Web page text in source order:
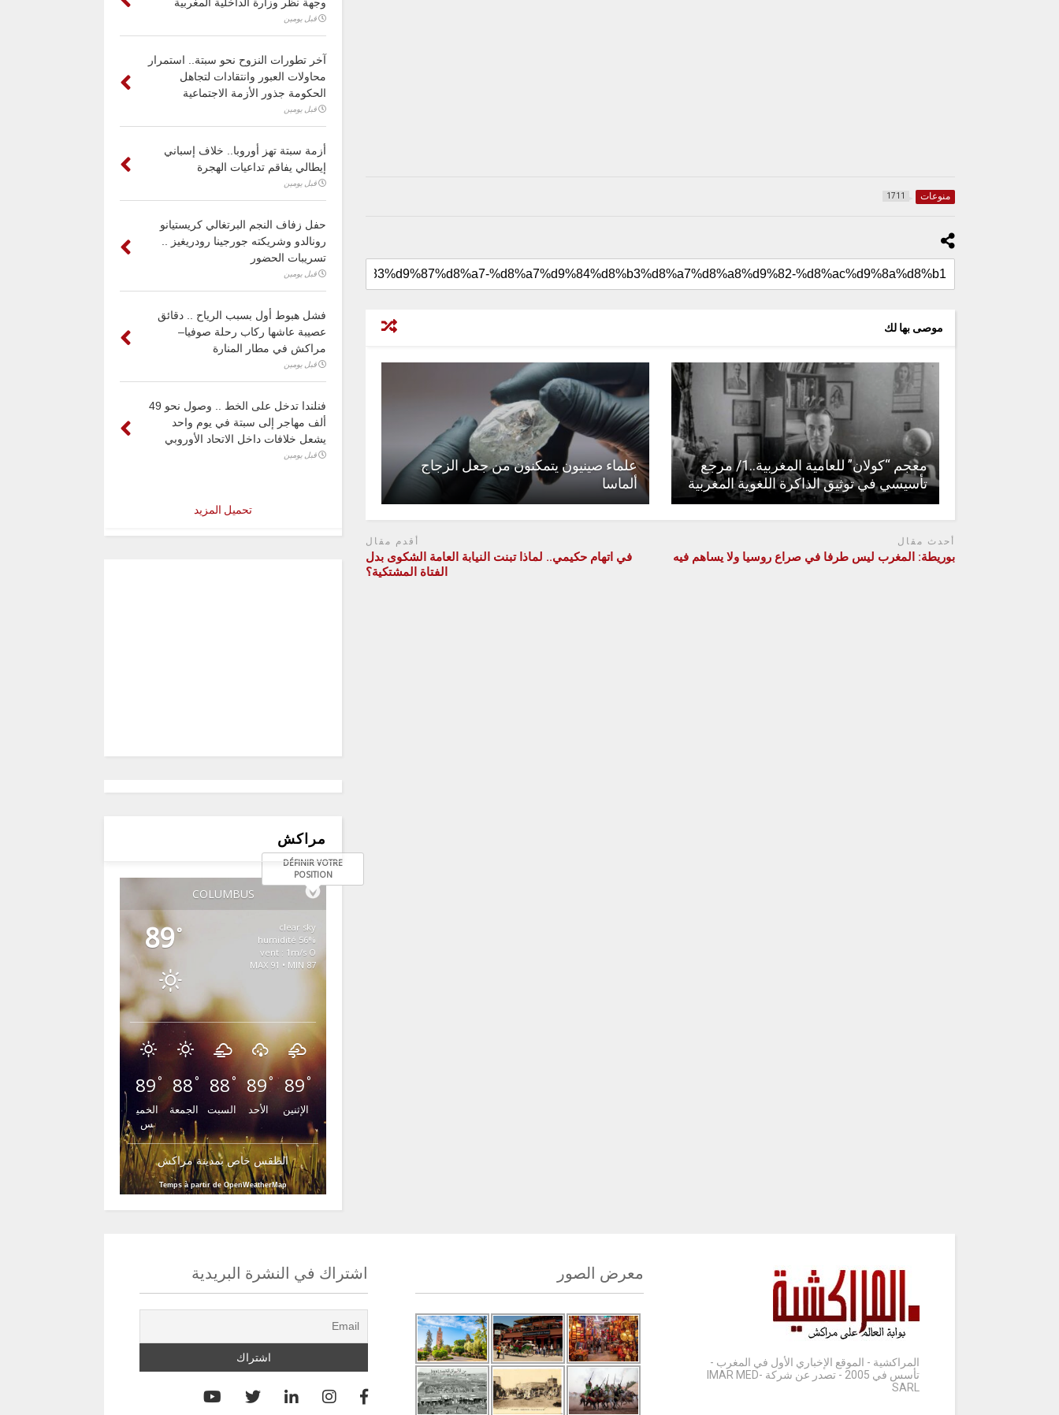
منوعات 1711
موصى بها لك
معجم “كولان” للعامية المغربية..1/ مرجع
تأسيسي في توثيق الذاكرة اللغوية المغربية
علماء صينيون يتمكنون من جعل الزجاج
ألماسا
أحدث مقال
بوريطة: المغرب ليس طرفا في صراع روسيا ولا يساهم فيه
أقدم مقال
في اتهام حكيمي.. لماذا تبنت النيابة العامة الشكوى بدل
الفتاة المشتكية؟
قبل يومين
آخر تطورات النزوح نحو سبتة.. استمرار
محاولات العبور وانتقادات لتجاهل
الحكومة جذور الأزمة الاجتماعية
قبل يومين
أزمة سبتة تهز أوروبا.. خلاف إسباني
إيطالي يفاقم تداعيات الهجرة
قبل يومين
حفل زفاف النجم البرتغالي كريستيانو
رونالدو وشريكته جورجينا رودريغيز ..
تسريبات الحضور
قبل يومين
فشل هبوط أول بسبب الرياح .. دقائق
عصيبة عاشها ركاب رحلة صوفيا–
مراكش في مطار المنارة
قبل يومين
فنلندا تدخل على الخط .. وصول نحو 49
ألف مهاجر إلى سبتة في يوم واحد
يشعل خلافات داخل الاتحاد الأوروبي
قبل يومين
تحميل المزيد
مراكش
COLUMBUS
DÉFINIR VOTRE
POSITION
89°
clear sky
56% humidité
vent : 1m/s O
MAX 91 • MIN 87
89°
الخمي
س
88°
الجمعة
88°
السبت
89°
الأحد
89°
الإثنين
الطقس خاص بمدينة مراكش
Temps à partir de OpenWeatherMap
المراكشية - الموقع الإخباري الأول في المغرب -
تأسس في 2005 - تصدر عن شركة IMAR MED-
SARL
معرض الصور اشتراك في النشرة البريدية